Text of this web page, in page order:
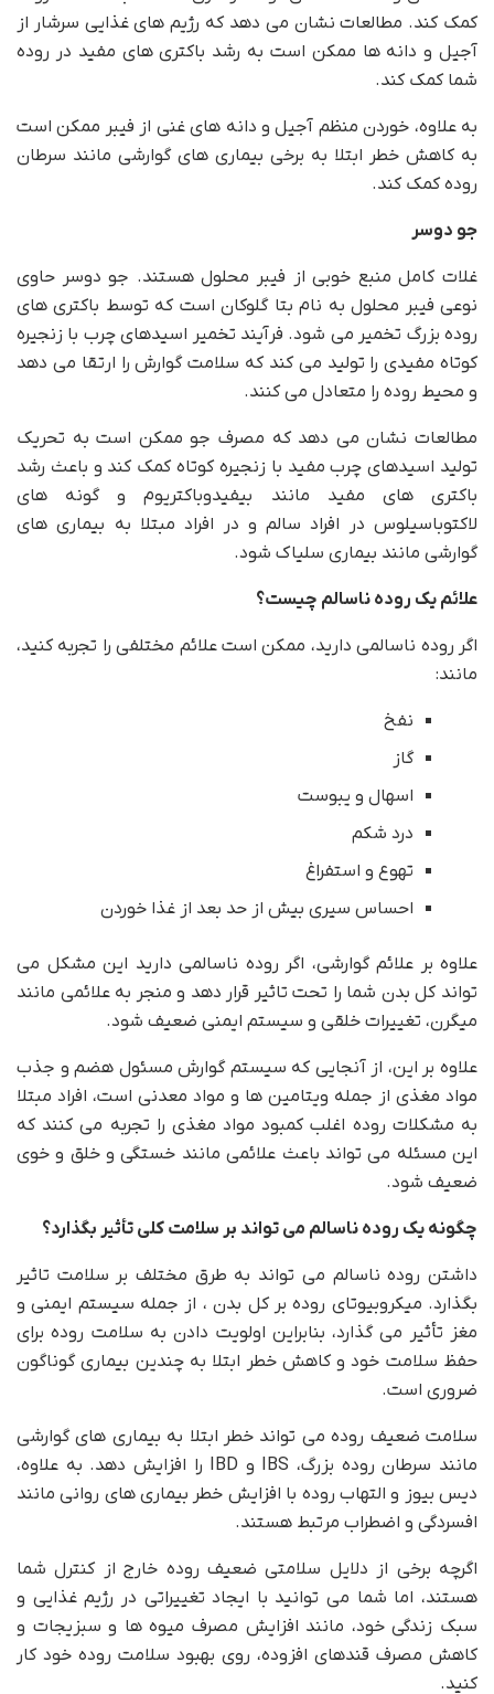
کمک کند. مطالعات نشان می دهد که رژیم های غذایی سرشار از
آجیل و دانه ها ممکن است به رشد باکتری های مفید در روده
شما کمک کند.
به علاوه، خوردن منظم آجیل و دانه های غنی از فیبر ممکن است
به کاهش خطر ابتلا به برخی بیماری های گوارشی مانند سرطان
روده کمک کند.
جو دوسر
غلات کامل منبع خوبی از فیبر محلول هستند. جو دوسر حاوی
نوعی فیبر محلول به نام بتا گلوکان است که توسط باکتری های
روده بزرگ تخمیر می شود. فرآیند تخمیر اسیدهای چرب با زنجیره
کوتاه مفیدی را تولید می کند که سلامت گوارش را ارتقا می دهد
و محیط روده را متعادل می کنند.
مطالعات نشان می دهد که مصرف جو ممکن است به تحریک
تولید اسیدهای چرب مفید با زنجیره کوتاه کمک کند و باعث رشد
باکتری های مفید مانند بیفیدوباکتریوم و گونه های
لاکتوباسیلوس در افراد سالم و در افراد مبتلا به بیماری های
گوارشی مانند بیماری سلیاک شود.
علائم یک روده ناسالم چیست؟
اگر روده ناسالمی دارید، ممکن است علائم مختلفی را تجربه کنید،
مانند:
نفخ
گاز
اسهال و یبوست
درد شکم
تهوع و استفراغ
احساس سیری بیش از حد بعد از غذا خوردن
علاوه بر علائم گوارشی، اگر روده ناسالمی دارید این مشکل می
تواند کل بدن شما را تحت تاثیر قرار دهد و منجر به علائمی مانند
میگرن، تغییرات خلقی و سیستم ایمنی ضعیف شود.
علاوه بر این، از آنجایی که سیستم گوارش مسئول هضم و جذب
مواد مغذی از جمله ویتامین ها و مواد معدنی است، افراد مبتلا
به مشکلات روده اغلب کمبود مواد مغذی را تجربه می کنند که
این مسئله می تواند باعث علائمی مانند خستگی و خلق و خوی
ضعیف شود.
چگونه یک روده ناسالم می تواند بر سلامت کلی تأثیر بگذارد؟
داشتن روده ناسالم می تواند به طرق مختلف بر سلامت تاثیر
بگذارد. میکروبیوتای روده بر کل بدن ، از جمله سیستم ایمنی و
مغز تأثیر می گذارد، بنابراین اولویت دادن به سلامت روده برای
حفظ سلامت خود و کاهش خطر ابتلا به چندین بیماری گوناگون
ضروری است.
سلامت ضعیف روده می تواند خطر ابتلا به بیماری های گوارشی
مانند سرطان روده بزرگ، IBS و IBD را افزایش دهد. به علاوه،
دیس بیوز و التهاب روده با افزایش خطر بیماری های روانی مانند
افسردگی و اضطراب مرتبط هستند.
اگرچه برخی از دلایل سلامتی ضعیف روده خارج از کنترل شما
هستند، اما شما می توانید با ایجاد تغییراتی در رژیم غذایی و
سبک زندگی خود، مانند افزایش مصرف میوه ها و سبزیجات و
کاهش مصرف قندهای افزوده، روی بهبود سلامت روده خود کار
کنید.